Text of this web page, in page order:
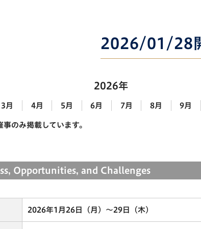
2026/01/28
2026年
3月 4月 5月 6月 7月 8月 9月
のみ掲載しています。
Opportunities, and Challenges
2026年1月26日（月）～29日（木）